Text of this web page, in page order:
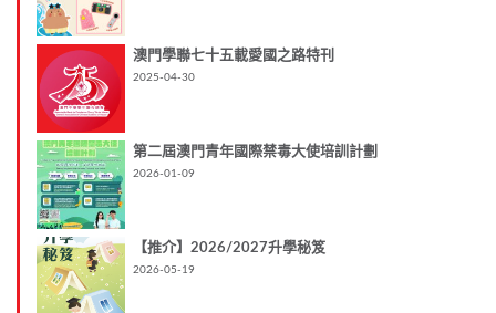
澳門學聯七十五載愛國之路特刊
2025-04-30
第二屆澳門青年國際禁毒大使培訓計劃
2026-01-09
【推介】2026/2027升學秘笈
2026-05-19